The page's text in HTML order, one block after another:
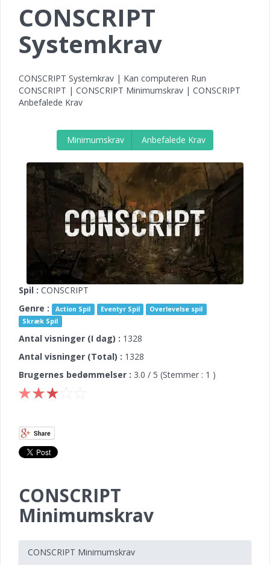
CONSCRIPT
Systemkrav
CONSCRIPT Systemkrav | Kan computeren Run
CONSCRIPT | CONSCRIPT Minimumskrav | CONSCRIPT
Anbefalede Krav
Minimumskrav Anbefalede Krav
Spil : CONSCRIPT
Genre :
Action Spil Eventyr Spil
Overlevelse spil
Skræk Spil
Antal visninger (I dag) : 1328
Antal visninger (Total) : 1328
Brugernes bedømmelser : 3.0 / 5 (Stemmer : 1 )
CONSCRIPT
Minimumskrav
CONSCRIPT Minimumskrav